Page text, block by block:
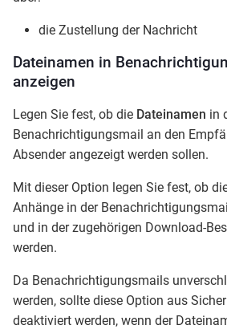
die Zustellung der Nachricht
Dateinamen in
anzeigen
Legen Sie fest, ob die Dateinamen in
Benachrichtigungsmail an den
Absender angezeigt werden sollen.
Mit dieser Option legen Sie fest, ob
Anhänge in der
und in der zugehörigen Download-
werden.
Da Benachrichtigungsmails
werden, sollte diese Option aus
deaktiviert werden, wenn der